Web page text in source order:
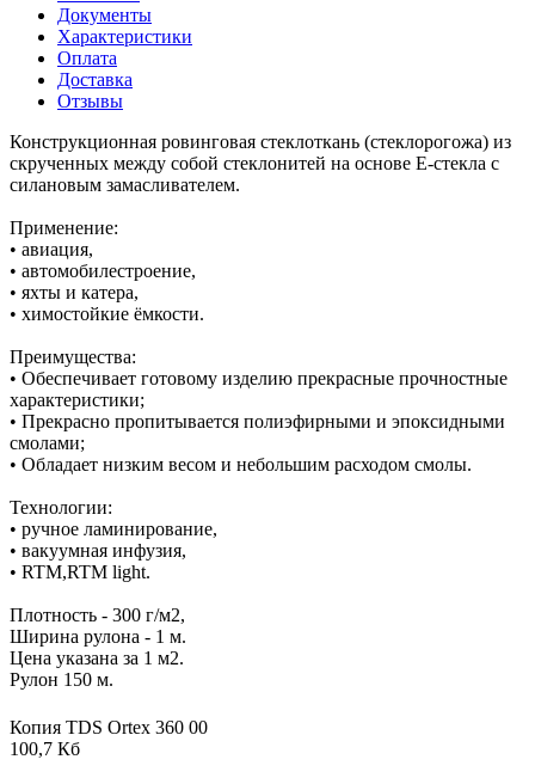
Документы
Характеристики
Оплата
Доставка
Отзывы
Конструкционная ровинговая стеклоткань (стеклорогожа) из
скрученных между собой стеклонитей на основе Е-стекла с
силановым замасливателем.
Применение:
• авиация,
• автомобилестроение,
• яхты и катера,
• химостойкие ёмкости.
Преимущества:
• Обеспечивает готовому изделию прекрасные прочностные
характеристики;
• Прекрасно пропитывается полиэфирными и эпоксидными
смолами;
• Обладает низким весом и небольшим расходом смолы.
Технологии:
• ручное ламинирование,
• вакуумная инфузия,
• RTM,RTM light.
Плотность - 300 г/м2,
Ширина рулона - 1 м.
Цена указана за 1 м2.
Рулон 150 м.
Копия TDS Ortex 360 00
100,7 Кб